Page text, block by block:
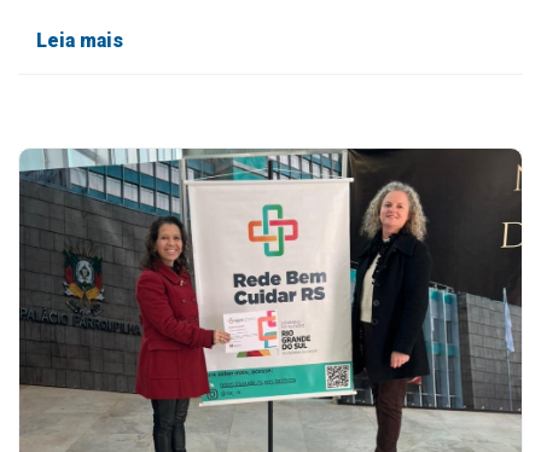
Leia mais